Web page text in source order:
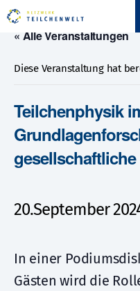
« Alle Veranstaltungen
Diese Veranstaltung hat
Teilchenphysik
gesellschaftliche
20.September
In einer
Gästen wird die